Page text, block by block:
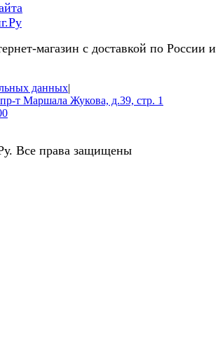
магазин с доставкой по России и
данных|
т Маршала Жукова, д.39, стр. 1
Все права защищены